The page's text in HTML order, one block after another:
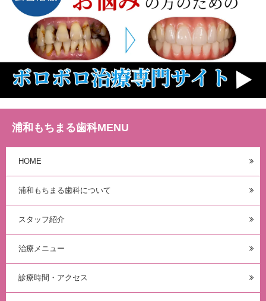
浦和もちまる歯科MENU
HOME
浦和もちまる歯科について
スタッフ紹介
治療メニュー
診療時間・アクセス